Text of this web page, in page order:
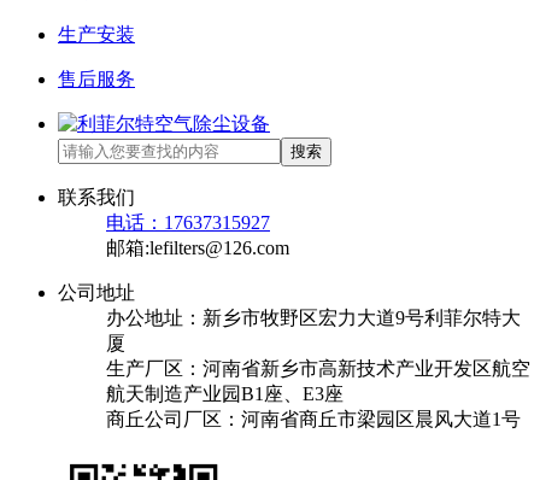
生产安装
售后服务
搜索
联系我们
电话：17637315927
邮箱:lefilters@126.com
公司地址
办公地址：新乡市牧野区宏力大道9号利菲尔特大
厦
生产厂区：河南省新乡市高新技术产业开发区航空
航天制造产业园B1座、E3座
商丘公司厂区：河南省商丘市梁园区晨风大道1号